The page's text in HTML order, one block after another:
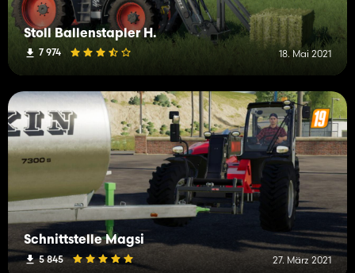
Stoll Ballenstapler H.
7 974 18. Mai 2021
Schnittstelle Magsi
5 845 27. März 2021